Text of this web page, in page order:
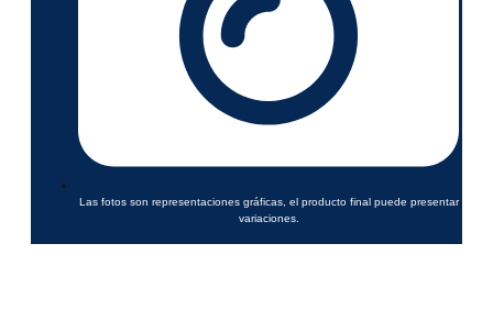
Las fotos son representaciones gráficas, el producto final puede presentar
variaciones.